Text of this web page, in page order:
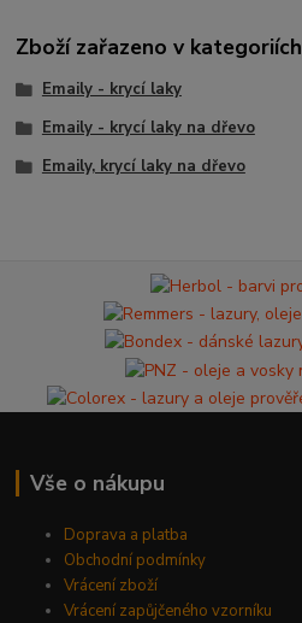
Zboží zařazeno v kategoriích
Emaily - krycí laky
Emaily - krycí laky na dřevo
Emaily, krycí laky na dřevo
Vše o nákupu
Doprava a platba
Obchodní podmínky
Vrácení zboží
Vrácení zapůjčeného vzorníku